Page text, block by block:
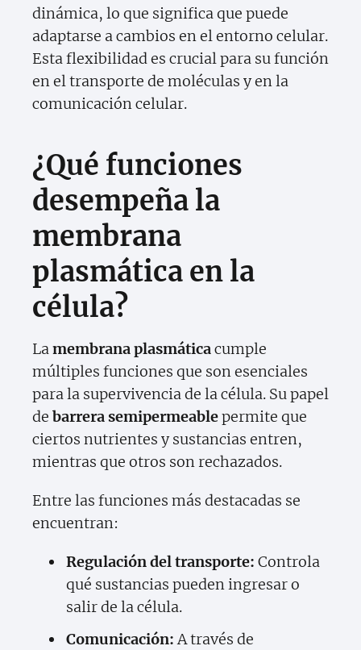
dinámica, lo que significa que puede
adaptarse a cambios en el entorno celular.
Esta flexibilidad es crucial para su función
en el transporte de moléculas y en la
comunicación celular.
¿Qué funciones
desempeña la
membrana
plasmática en la
célula?
Lamembrana plasmáticacumple
múltiples funciones que son esenciales
para la supervivencia de la célula. Su papel
de barrera semipermeablepermite que
ciertos nutrientes y sustancias entren,
mientras que otros son rechazados.
Entre las funciones más destacadas se
encuentran:
Regulación del transporte: Controla
qué sustancias pueden ingresar o
salir de la célula.
Comunicación:A través de